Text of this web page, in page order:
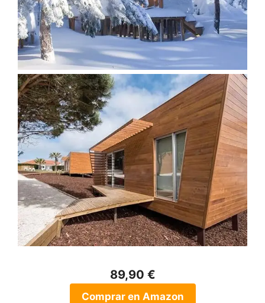
89,90 €
Comprar en Amazon